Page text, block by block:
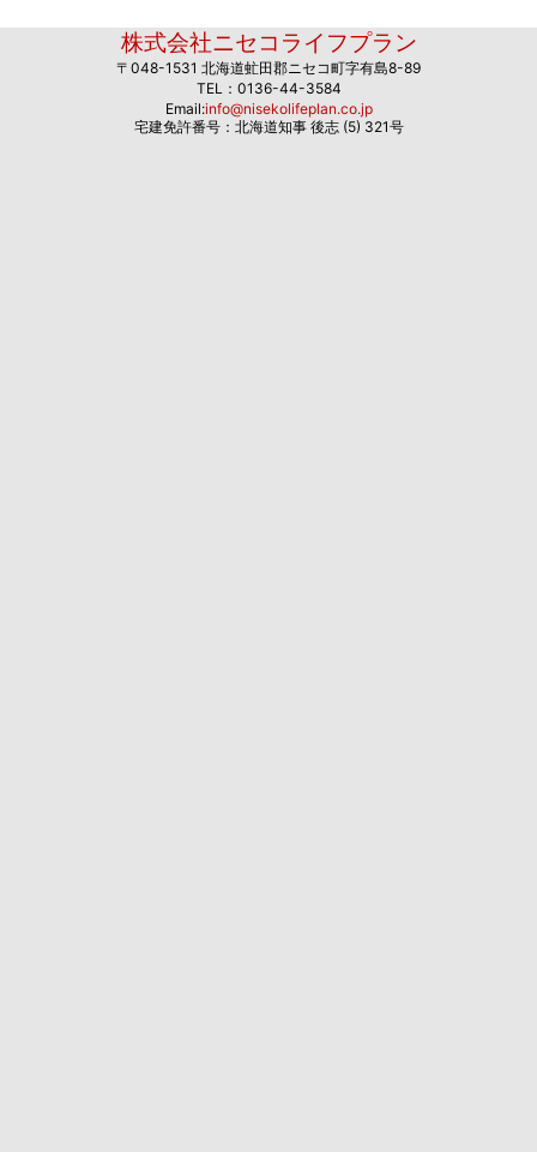
株式会社ニセコライフプラン
〒048-1531 北海道虻田郡ニセコ町字有島8-89
TEL：0136-44-3584
Email:info@nisekolifeplan.co.jp
宅建免許番号：北海道知事 後志 (5) 321号